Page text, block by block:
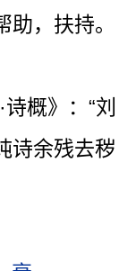
助，扶持。
概》：“刘
诗余残去秽